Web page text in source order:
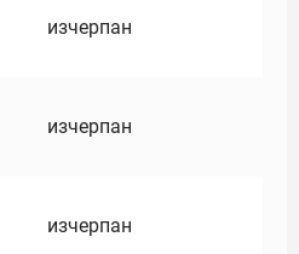
изчерпан
изчерпан
изчерпан